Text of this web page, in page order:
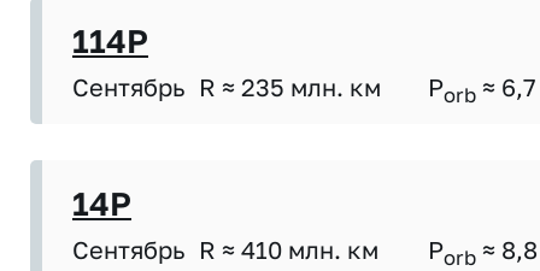
114P
Сентябрь R ≈ 235 млн. км Porb ≈ 6,7
14P
Сентябрь R ≈ 410 млн. км Porb ≈ 8,8